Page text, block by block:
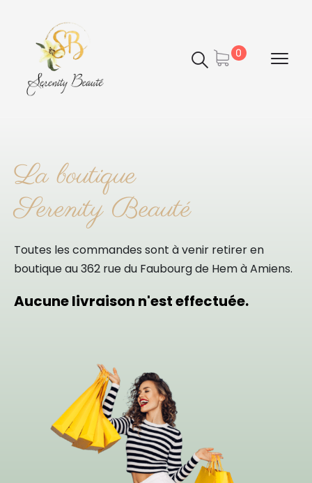
0
La boutique
Serenity Beauté
Toutes les commandes sont à venir retirer en
boutique au 362 rue du Faubourg de Hem à Amiens.
Aucune livraison n'est effectuée.